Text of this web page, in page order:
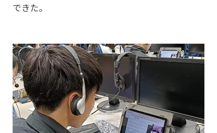
できた。